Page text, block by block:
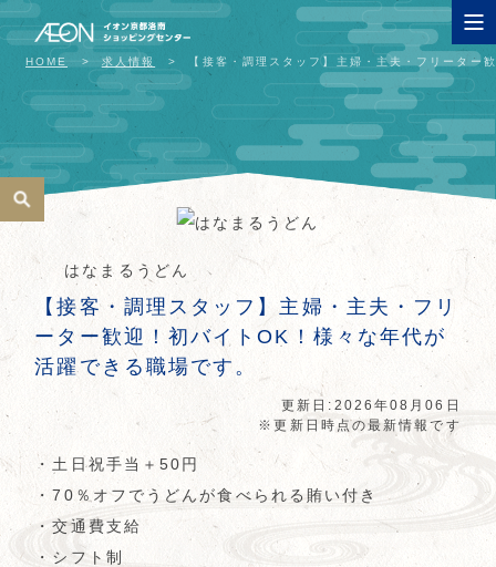
HOME 求人情報 【接客・調理スタッフ】主婦・主夫・フリータ
はなまるうどん
【接客・調理スタッフ】主婦・主夫・フリ
ーター歓迎！初バイトOK！様々な年代が
活躍できる職場です。
更新日:2026年08月06日
※更新日時点の最新情報です
・土日祝手当＋50円
・70％オフでうどんが食べられる賄い付き
・交通費支給
・シフト制